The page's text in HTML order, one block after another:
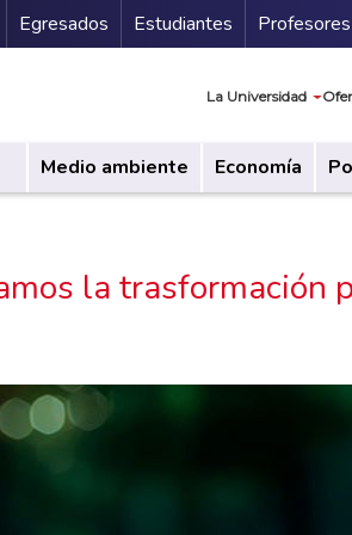
Secundario
Egresados Estudiantes Profesores
La Universidad
Medio ambiente Economía
la trasformación